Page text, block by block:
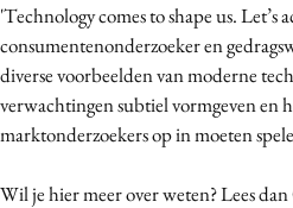
'Technology comes to shape us. Let’s
consumentenonderzoeker en
diverse voorbeelden van moderne
verwachtingen subtiel vormgeven en
marktonderzoekers op in moeten
Wil je hier meer over weten? Lees